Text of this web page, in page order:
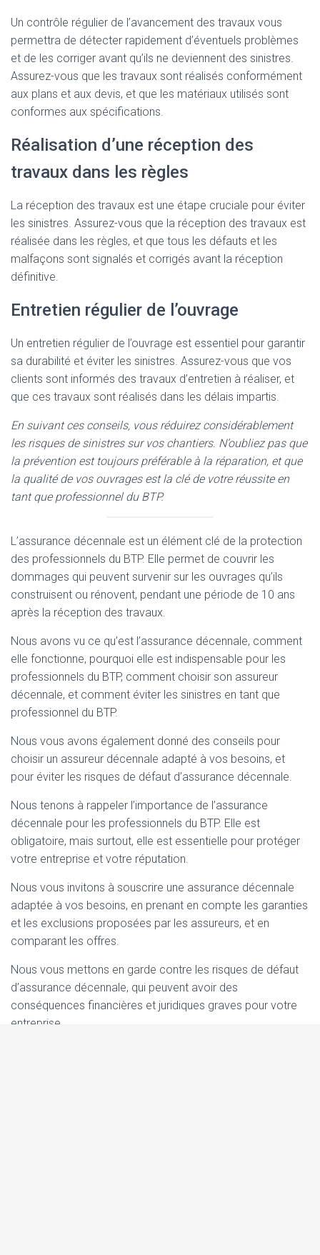
Un contrôle régulier de l’avancement des travaux vous
permettra de détecter rapidement d’éventuels problèmes
et de les corriger avant qu’ils ne deviennent des sinistres.
Assurez-vous que les travaux sont réalisés conformément
aux plans et aux devis, et que les matériaux utilisés sont
conformes aux spécifications.
Réalisation d’une réception des
travaux dans les règles
La réception des travaux est une étape cruciale pour éviter
les sinistres. Assurez-vous que la réception des travaux est
réalisée dans les règles, et que tous les défauts et les
malfaçons sont signalés et corrigés avant la réception
définitive.
Entretien régulier de l’ouvrage
Un entretien régulier de l’ouvrage est essentiel pour garantir
sa durabilité et éviter les sinistres. Assurez-vous que vos
clients sont informés des travaux d’entretien à réaliser, et
que ces travaux sont réalisés dans les délais impartis.
En suivant ces conseils, vous réduirez considérablement
les risques de sinistres sur vos chantiers. N’oubliez pas que
la prévention est toujours préférable à la réparation, et que
la qualité de vos ouvrages est la clé de votre réussite en
tant que professionnel du BTP.
L’assurance décennale est un élément clé de la protection
des professionnels du BTP. Elle permet de couvrir les
dommages qui peuvent survenir sur les ouvrages qu’ils
construisent ou rénovent, pendant une période de 10 ans
après la réception des travaux.
Nous avons vu ce qu’est l’assurance décennale, comment
elle fonctionne, pourquoi elle est indispensable pour les
professionnels du BTP, comment choisir son assureur
décennale, et comment éviter les sinistres en tant que
professionnel du BTP.
Nous vous avons également donné des conseils pour
choisir un assureur décennale adapté à vos besoins, et
pour éviter les risques de défaut d’assurance décennale.
Nous tenons à rappeler l’importance de l’assurance
décennale pour les professionnels du BTP. Elle est
obligatoire, mais surtout, elle est essentielle pour protéger
votre entreprise et votre réputation.
Nous vous invitons à souscrire une assurance décennale
adaptée à vos besoins, en prenant en compte les garanties
et les exclusions proposées par les assureurs, et en
comparant les offres.
Nous vous mettons en garde contre les risques de défaut
d’assurance décennale, qui peuvent avoir des
conséquences financières et juridiques graves pour votre
entreprise.